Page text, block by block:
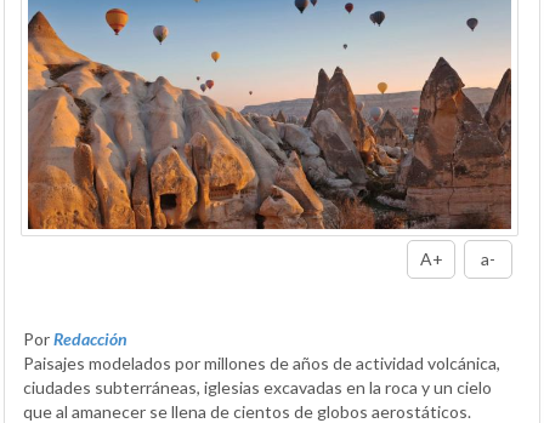
A+ a-
PorRedacción
Paisajes modelados por millones de años de actividad volcánica,
ciudades subterráneas, iglesias excavadas en la roca y un cielo
que al amanecer se llena de cientos de globos aerostáticos.